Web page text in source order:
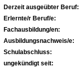
Derzeit ausgeübter Beruf:
Erlernte/r Beruf/e:
Fachausbildung/en:
Ausbildungsnachweis/e:
Schulabschluss:
ungekündigt seit: